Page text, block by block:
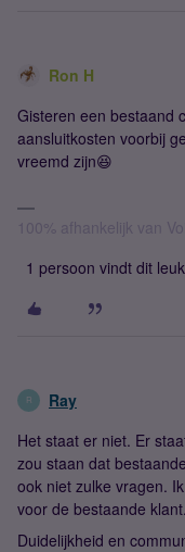
Ron H
Gisteren een bestaand
aansluitkosten voorbij
vreemd zijn😆
100% afhankelijk van
1 persoon vindt dit leuk
R Ray
Het staat er niet. Er
zou staan dat
ook niet zulke vragen.
voor de bestaande klant.
Duidelijkheid en